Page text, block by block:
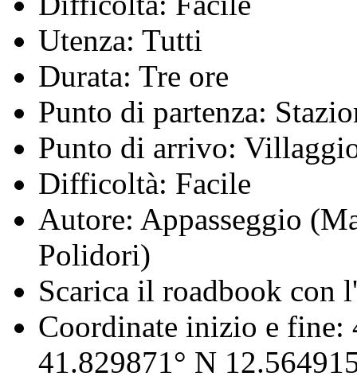
Utenza: Tutti
Durata: Tre ore
Punto di partenza:
Punto di arrivo:
Difficoltà: Facile
Autore: Appasseggio
Polidori)
Scarica il roadbook con
Coordinate inizio e fine:
41.829871° N